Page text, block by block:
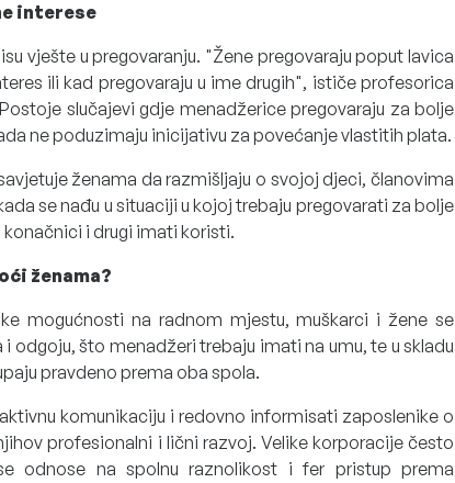
interese
vješte u pregovaranju. "Žene pregovaraju poput lavica
ili kad pregovaraju u ime drugih", ističe profesorica
slučajevi gdje menadžerice pregovaraju za bolje
ne poduzimaju inicijativu za povećanje vlastitih plata.
ženama da razmišljaju o svojoj djeci, članovima
se nađu u situaciji u kojoj trebaju pregovarati za bolje
konačnici i drugi imati koristi.
ženama?
mogućnosti na radnom mjestu, muškarci i žene se
odgoju, što menadžeri trebaju imati na umu, te u skladu
pravdeno prema oba spola.
komunikaciju i redovno informisati zaposlenike o
profesionalni i lični razvoj. Velike korporacije često
odnose na spolnu raznolikost i fer pristup prema